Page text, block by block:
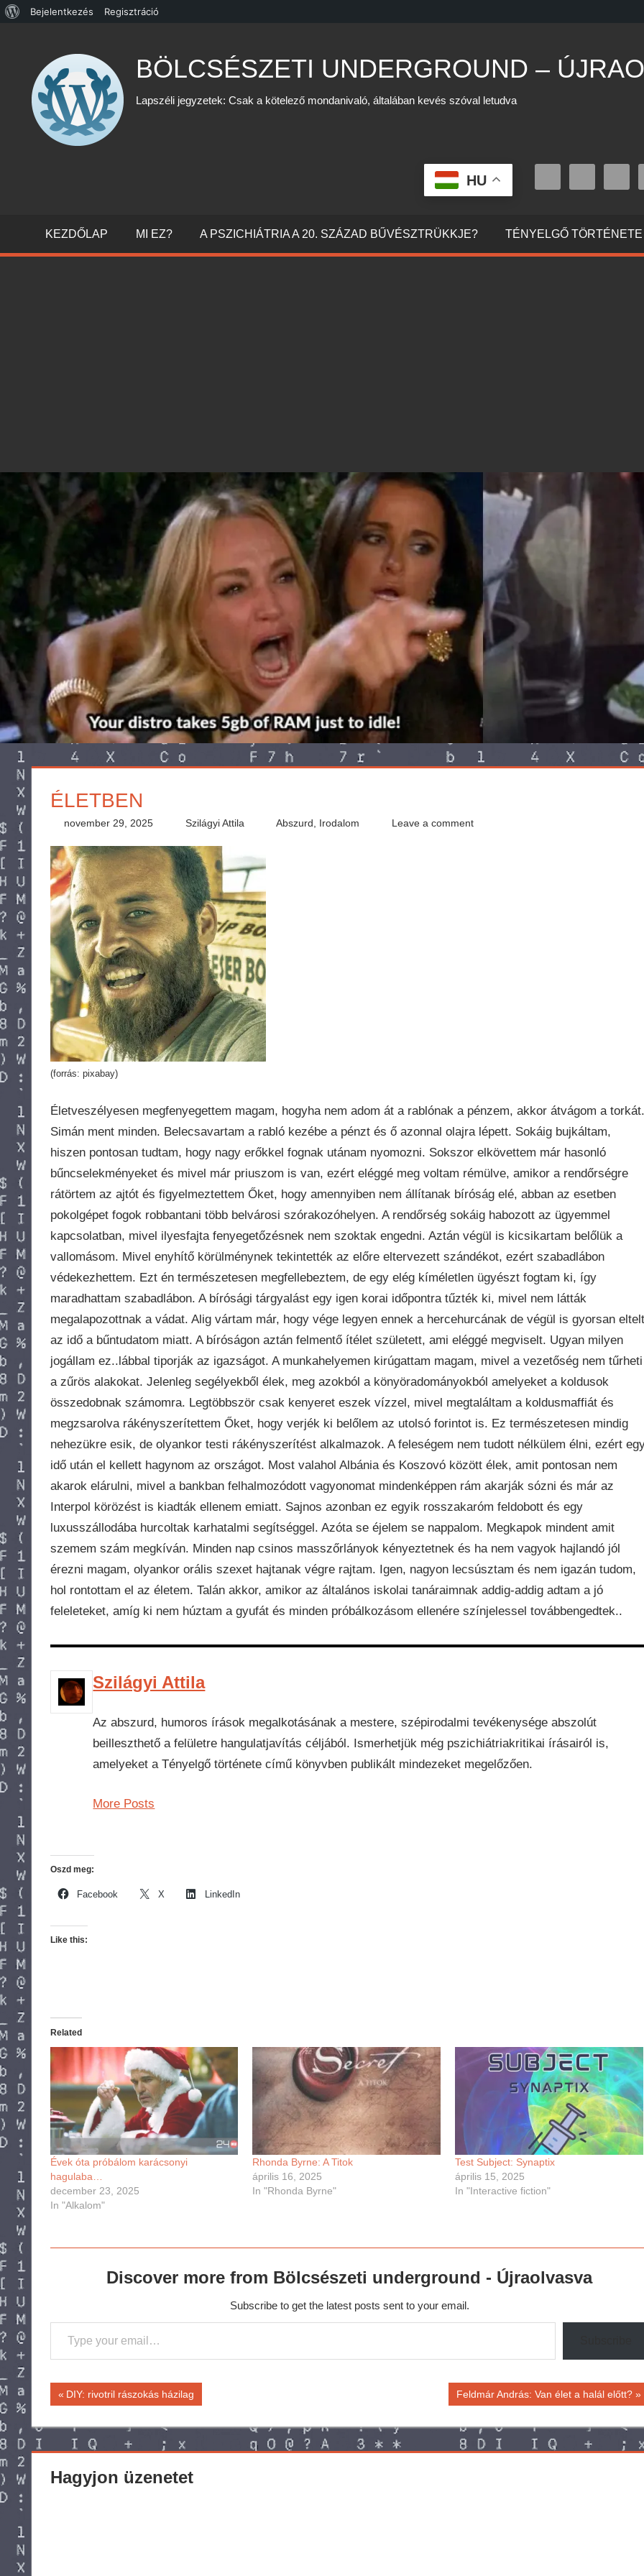
WordPress,
Bejelentkezés Regisztráció
content
BÖLCSÉSZETI UNDERGROUND –
Lapszéli jegyzetek: Csak a kötelező mondanivaló, általában kevés szóval letudva
HU
KEZDŐLAP MI EZ? A PSZICHIÁTRIA A 20. SZÁZAD BŰVÉSZTRÜKKJE? TÉNYELGŐ TÖRTÉNETE
ÉLETBEN
november 29, 2025 Szilágyi Attila Abszurd Irodalom Leave a comment
(forrás: pixabay)
Életveszélyesen megfenyegettem magam, hogyha nem adom át a rablónak a pénzem, akkor átvágom a torkát.
Simán ment minden. Belecsavartam a rabló kezébe a pénzt és ő azonnal olajra lépett. Sokáig bujkáltam,
hiszen pontosan tudtam, hogy nagy erőkkel fognak utánam nyomozni. Sokszor elkövettem már hasonló
bűncselekményeket és mivel már priuszom is van, ezért eléggé meg voltam rémülve, amikor a rendőrségre
rátörtem az ajtót és figyelmeztettem Őket, hogy amennyiben nem állítanak bíróság elé, abban az esetben
pokolgépet fogok robbantani több belvárosi szórakozóhelyen. A rendőrség sokáig habozott az ügyemmel
kapcsolatban, mivel ilyesfajta fenyegetőzésnek nem szoktak engedni. Aztán végül is kicsikartam belőlük a
vallomásom. Mivel enyhítő körülménynek tekintették az előre eltervezett szándékot, ezért szabadlábon
védekezhettem. Ezt én természetesen megfellebeztem, de egy elég kíméletlen ügyészt fogtam ki, így
maradhattam szabadlábon. A bírósági tárgyalást egy igen korai időpontra tűzték ki, mivel nem látták
megalapozottnak a vádat. Alig vártam már, hogy vége legyen ennek a hercehurcának de végül is gyorsan eltelt
az idő a bűntudatom miatt. A bíróságon aztán felmentő ítélet született, ami eléggé megviselt. Ugyan milyen
jogállam ez..lábbal tiporják az igazságot. A munkahelyemen kirúgattam magam, mivel a vezetőség nem tűrheti
a zűrös alakokat. Jelenleg segélyekből élek, meg azokból a könyöradományokból amelyeket a koldusok
összedobnak számomra. Legtöbbször csak kenyeret eszek vízzel, mivel megtaláltam a koldusmaffiát és
megzsarolva rákényszerítettem Őket, hogy verjék ki belőlem az utolsó forintot is. Ez természetesen mindig
nehezükre esik, de olyankor testi rákényszerítést alkalmazok. A feleségem nem tudott nélkülem élni, ezért
idő után el kellett hagynom az országot. Most valahol Albánia és Koszovó között élek, amit pontosan nem
akarok elárulni, mivel a bankban felhalmozódott vagyonomat mindenképpen rám akarják sózni és már az
Interpol körözést is kiadták ellenem emiatt. Sajnos azonban ez egyik rosszakaróm feldobott és egy
luxusszállodába hurcoltak karhatalmi segítséggel. Azóta se éjelem se nappalom. Megkapok mindent amit
szemem szám megkíván. Minden nap csinos masszőrlányok kényeztetnek és ha nem vagyok hajlandó jól
érezni magam, olyankor orális szexet hajtanak végre rajtam. Igen, nagyon lecsúsztam és nem igazán tudom,
hol rontottam el az életem. Talán akkor, amikor az általános iskolai tanáraimnak addig-addig adtam a jó
feleleteket, amíg ki nem húztam a gyufát és minden próbálkozásom ellenére színjelessel továbbengedtek..
Szilágyi Attila
Az abszurd, humoros írások megalkotásának a mestere, szépirodalmi tevékenysége abszolút
beilleszthető a felületre hangulatjavítás céljából. Ismerhetjük még pszichiátriakritikai írásairól is,
amelyeket a Tényelgő története című könyvben publikált mindezeket megelőzően.
More Posts
Oszd meg:
Facebook X LinkedIn
Like this:
Related
Évek óta próbálom karácsonyi
hagulaba…
december 23, 2025
In "Alkalom"
Rhonda Byrne: A Titok
április 16, 2025
In "Rhonda Byrne"
Test Subject: Synaptix
április 15, 2025
In "Interactive fiction"
Discover more from Bölcsészeti underground - Újraolvasva
Subscribe to get the latest posts sent to your email.
Type your email…
Bejegyzés
navigáció
Previous
DIY: rivotril rászokás házilag
Next
Feldmár András: Van élet a halál előtt?
Hagyjon üzenetet